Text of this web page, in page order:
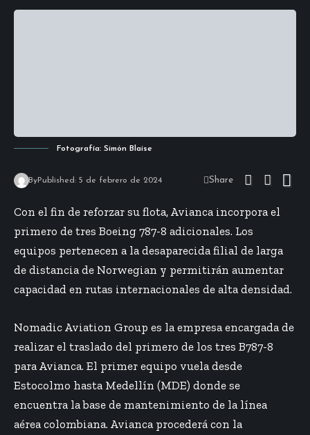
Fotografía: Simón Blaise
ByPublished: 5 de febrero de 2024 Share
Con el fin de reforzar su flota, Avianca incorpora el
primero de tres Boeing 787-8 adicionales. Los
equipos pertenecen a la desaparecida filial de larga
de distancia de Norwegian y permitirán aumentar
capacidad en rutas internacionales de alta densidad.
Nomadic Aviation Group es la empresa encargada de
realizar el traslado del primero de los tres B787-8
para Avianca. El primer equipo vuela desde
Estocolmo hasta Medellín (MDE) donde se
encuentra la base de mantenimiento de la línea
aérea colombiana. Avianca procederá con la